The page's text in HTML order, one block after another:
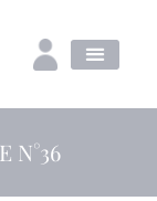
N°36